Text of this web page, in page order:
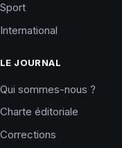
Sport
International
LE JOURNAL
Qui sommes-nous ?
Charte éditoriale
Corrections